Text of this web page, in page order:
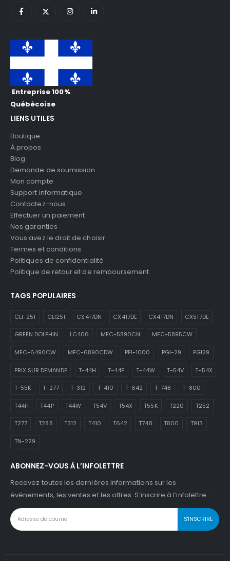
Entreprise 100%
Québécoise
LIENS UTILES
Boutique
À propos
Blog
Demande de soumission
Mon compte
Support informatique
Contactez-nous
Effectuer un paiement
Nos garanties
Vous avez le droit de choisir
Termes et conditions
Politiques de confidentialité
Politique de retour et de remboursement
TAGS POPULAIRES
CLI-251 CLI251 CS417DN CX417DE CX417DN CX517DE
GREEN DOLPHIN LC406 MFC-5890CN MFC-5895CW
MFC-6490CW MFC-6890CDW PFI-1000 PGI-29 PGI29
PRIX SUR DEMANDE T-44H T-44P T-44W T-54V T-54X
T-55K T-277 T-312 T-410 T-642 T-748 T-800
T44H T44P T44W T54V T54X T55K T220 T252
T277 T288 T312 T410 T642 T748 T800 T913
TN-229
ABONNEZ-VOUS À L’INFOLETTRE
Recevez toutes les dernières informations sur les
événements, les ventes et les offres. S’inscrire à l’infolettre :